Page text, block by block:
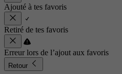
Ajouté à tes favoris
Retiré de tes favoris
Erreur lors de l’ajout aux favoris
Retour